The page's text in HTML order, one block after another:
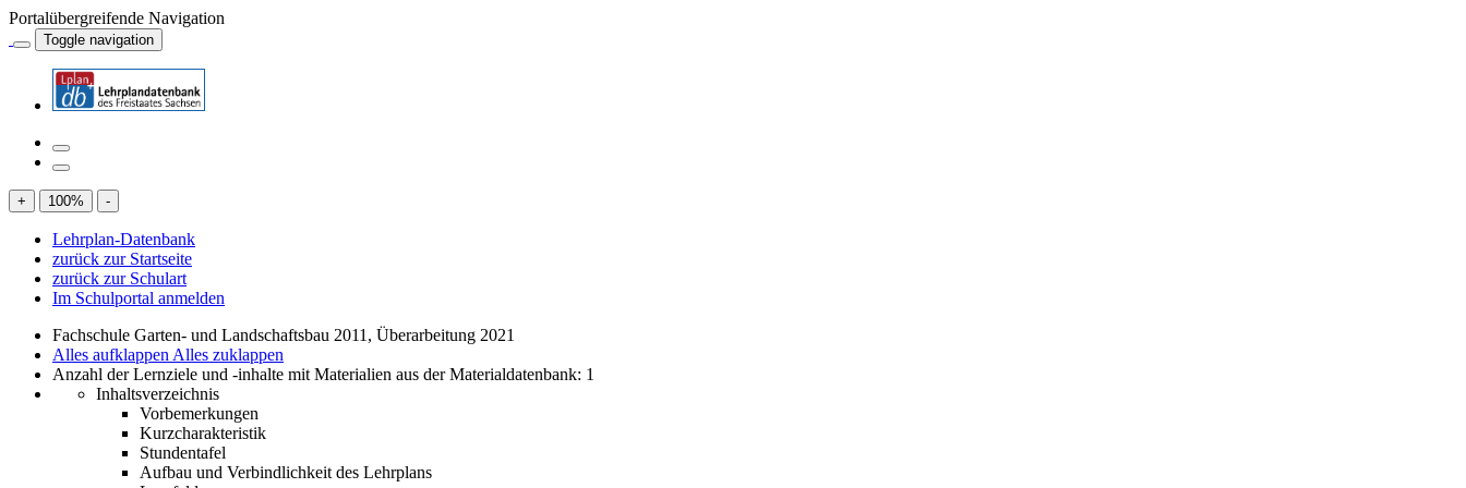
Portalübergreifende Navigation
Toggle navigation
+ 100% -
Lehrplan-Datenbank
zurück zur Startseite
zurück zur Schulart
Im Schulportal anmelden
Fachschule Garten- und Landschaftsbau 2011, Überarbeitung 2021
Alles aufklappen Alles zuklappen
Anzahl der Lernziele und -inhalte mit Materialien aus der Materialdatenbank: 1
Inhaltsverzeichnis
Vorbemerkungen
Kurzcharakteristik
Stundentafel
Aufbau und Verbindlichkeit des Lehrplans